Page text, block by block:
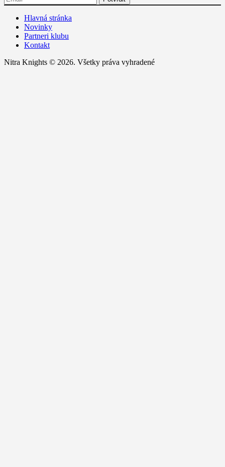
Hlavná stránka
Novinky
Partneri klubu
Kontakt
Nitra Knights © 2026. Všetky práva vyhradené